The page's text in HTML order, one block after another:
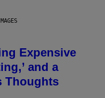
Expensive
and a
Thoughts